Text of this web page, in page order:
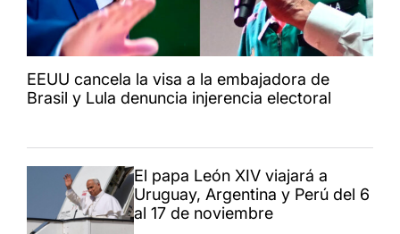
EEUU cancela la visa a la embajadora de
Brasil y Lula denuncia injerencia electoral
El papa León XIV viajará a
Uruguay, Argentina y Perú del 6
al 17 de noviembre